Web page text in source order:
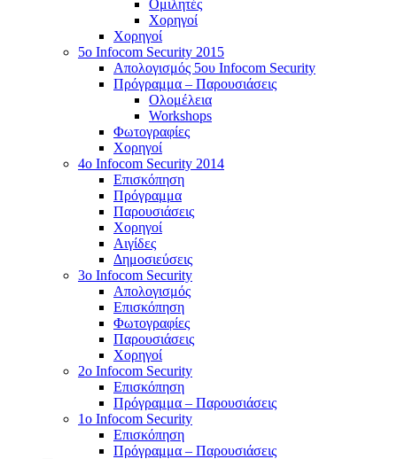
Ομιλητές
Χορηγοί
Χορηγοί
5o Infocom Security 2015
Απολογισμός 5ου Infocom Security
Πρόγραμμα – Παρουσιάσεις
Ολομέλεια
Workshops
Φωτογραφίες
Χορηγοί
4ο Infocom Security 2014
Επισκόπηση
Πρόγραμμα
Παρουσιάσεις
Χορηγοί
Αιγίδες
Δημοσιεύσεις
3o Infocom Security
Απολογισμός
Επισκόπηση
Φωτογραφίες
Παρουσιάσεις
Χορηγοί
2o Infocom Security
Επισκόπηση
Πρόγραμμα – Παρουσιάσεις
1ο Infocom Security
Επισκόπηση
Πρόγραμμα – Παρουσιάσεις